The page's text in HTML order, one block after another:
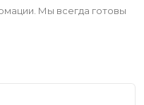
Мы всегда готовы